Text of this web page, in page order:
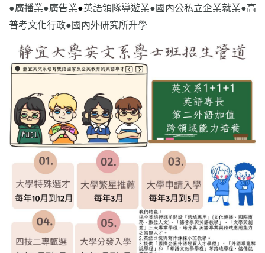
●廣播業●廣告業●英語領隊導遊業● 國內公私立企業就業●高
普考文化行政● 國內外研究所升學